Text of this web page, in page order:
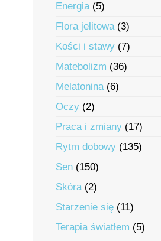
Energia(5)
Flora jelitowa(3)
Kości i stawy (7)
Matebolizm (36)
Melatonina(6)
Oczy (2)
Praca i zmiany (17)
Rytm dobowy (135)
Sen (150)
Skóra(2)
Starzenie się (11)
Terapia światłem (5)